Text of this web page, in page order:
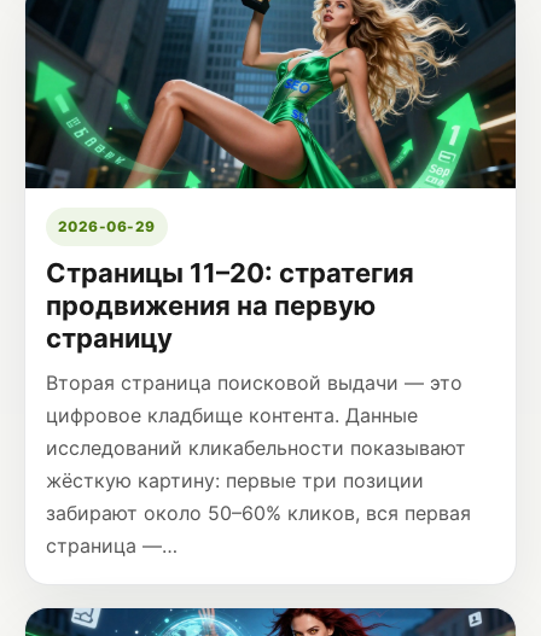
2026-06-29
Страницы 11–20: стратегия
продвижения на первую
страницу
Вторая страница поисковой выдачи — это
цифровое кладбище контента. Данные
исследований кликабельности показывают
жёсткую картину: первые три позиции
забирают около 50–60% кликов, вся первая
страница —…